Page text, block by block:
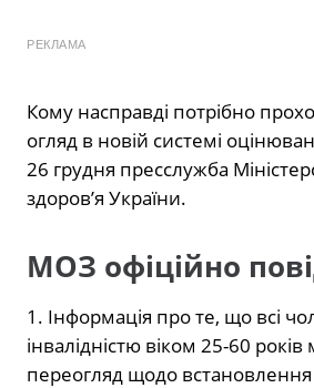
РЕКЛАМА
Кому насправді потрібно
огляд в новій системі
26 грудня пресслужба
здоров’я України.
МОЗ офіційно
1. Інформація про те, що всі
інвалідністю віком 25-60
переогляд щодо встановлення